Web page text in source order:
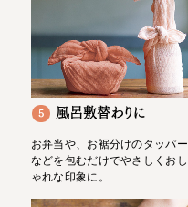
5 風呂敷替わりに
お弁当や、お裾分けのタッパー
などを包むだけでやさしくおし
ゃれな印象に。